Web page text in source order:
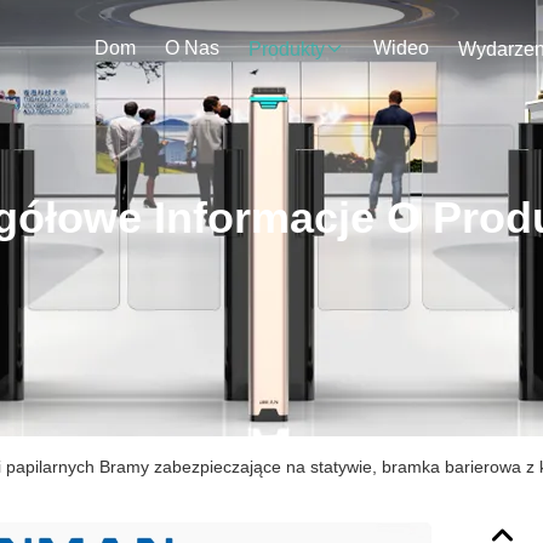
Dom O Nas Produkty Wideo
Informacje O
papilarnych Bramy zabezpieczające na statywie, bramka barierowa